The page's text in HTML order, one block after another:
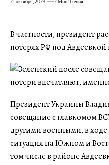
В частности, президент
потерях РФ под
Президент Украины
совещание с главкомом
другими военными, в ходе
ситуация на Южном и
том числе в районе